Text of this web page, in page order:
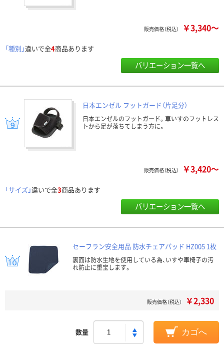
販売価格（税込） ￥3,340～
「種別」違いで全4商品あります
バリエーション一覧へ
日本エンゼル フットガード（片足分）
日本エンゼルのフットガード。車いすのフットレス
トから足が落ちてしまう方に。
販売価格（税込） ￥3,420～
「サイズ」違いで全3商品あります
バリエーション一覧へ
セーフラン安全用品 防水チェアパッド HZ005 1枚
裏面は防水生地を使用している為、いすや車椅子の汚
れ防止に重宝します。
販売価格（税込） ￥2,330
数量 カゴへ